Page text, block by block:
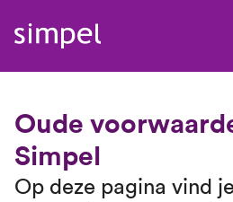
Oude
Simpel
Op deze pagina vind